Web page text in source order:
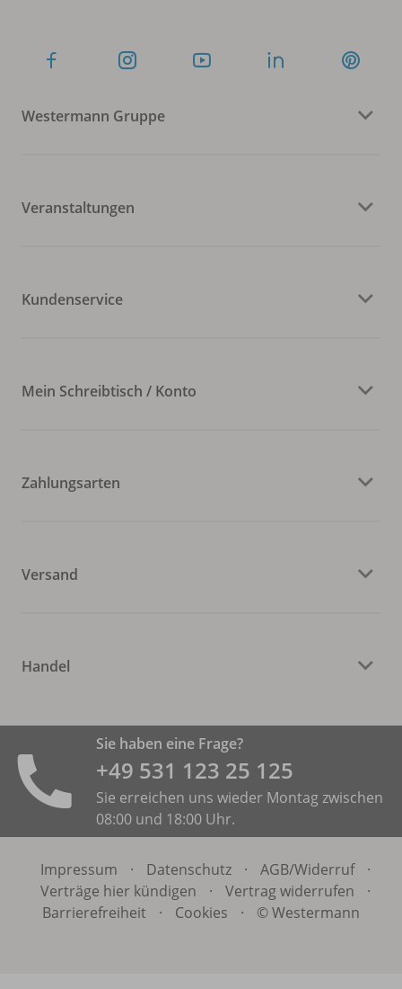
Westermann Gruppe
Veranstaltungen
Kundenservice
Mein Schreibtisch / Konto
Zahlungsarten
Versand
Handel
Sie haben eine Frage?
+49 531 ­123 25 125
Sie erreichen uns wieder Montag zwischen
08:00 und 18:00 Uhr.
Impressum · Datenschutz · AGB/Widerruf
·
Verträge hier kündigen
· Vertrag widerrufen
·
Barrierefreiheit
· Cookies · © Westermann